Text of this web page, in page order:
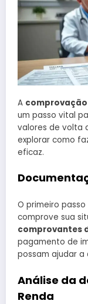
A
um passo vital
valores de volta
explorar como
eficaz.
O primeiro
comprove sua
comprovantes
pagamento de
possam ajudar
Análise da
Renda